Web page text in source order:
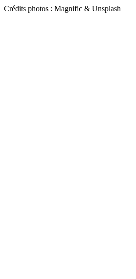
Crédits photos : Magnific & Unsplash